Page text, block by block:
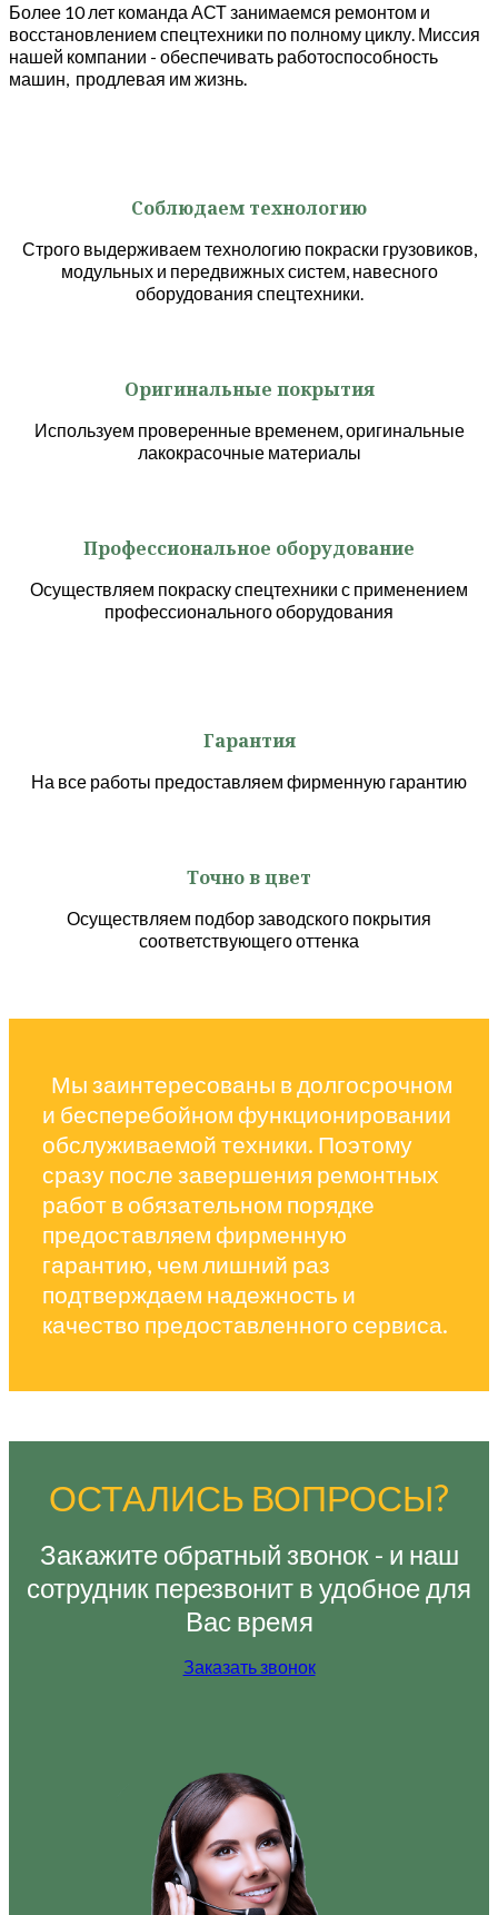
Более 10 лет команда АСТ занимаемся ремонтом и
восстановлением спецтехники по полному циклу. Миссия
нашей компании - обеспечивать работоспособность
машин, продлевая им жизнь.
Соблюдаем технологию
Строго выдерживаем технологию покраски грузовиков,
модульных и передвижных систем, навесного
оборудования спецтехники.
Оригинальные покрытия
Используем проверенные временем, оригинальные
лакокрасочные материалы
Профессиональное оборудование
Осуществляем покраску спецтехники с применением
профессионального оборудования
Гарантия
На все работы предоставляем фирменную гарантию
Точно в цвет
Осуществляем подбор заводского покрытия
соответствующего оттенка
Мы заинтересованы в долгосрочном
и бесперебойном функционировании
обслуживаемой техники. Поэтому
сразу после завершения ремонтных
работ в обязательном порядке
предоставляем фирменную
гарантию, чем лишний раз
подтверждаем надежность и
качество предоставленного сервиса.
ОСТАЛИСЬ ВОПРОСЫ?
Закажите обратный звонок - и наш
сотрудник перезвонит в удобное для
Вас время
Заказать звонок